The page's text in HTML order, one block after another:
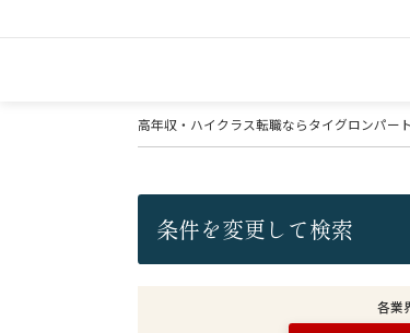
高年収・ハイクラス転職ならタイグロンパー
条件を変更して検索
各業